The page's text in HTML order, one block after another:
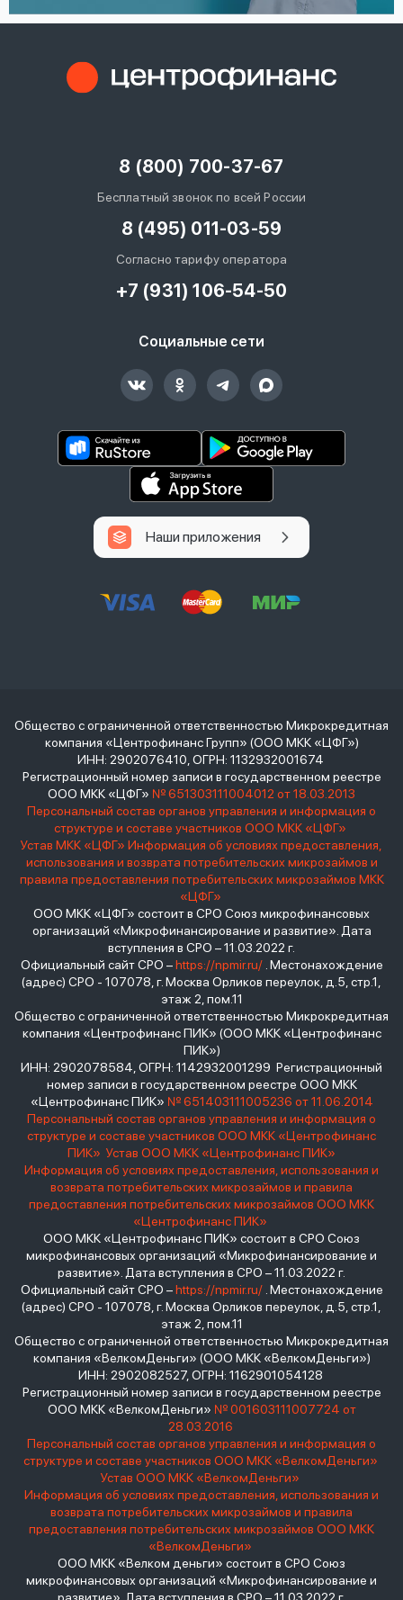
8 (800) 700-37-67
Бесплатный звонок по всей России
8 (495) 011-03-59
Согласно тарифу оператора
+7 (931) 106-54-50
Социальные сети
Наши приложения
Общество с ограниченной ответственностью Микрокредитная
компания «Центрофинанс Групп» (ООО МКК «ЦФГ»)
ИНН: 2902076410, ОГРН: 1132932001674
Регистрационный номер записи в государственном реестре
ООО МКК «ЦФГ» № 651303111004012 от 18.03.2013
Персональный состав органов управления и информация о
структуре и составе участников ООО МКК «ЦФГ»
Устав МКК «ЦФГ» Информация об условиях предоставления,
использования и возврата потребительских микрозаймов и
правила предоставления потребительских микрозаймов МКК
«ЦФГ»
ООО МКК «ЦФГ» состоит в СРО Союз микрофинансовых
организаций «Микрофинансирование и развитие». Дата
вступления в СРО – 11.03.2022 г.
Официальный сайт СРО –https://npmir.ru/. Местонахождение
(адрес) СРО - 107078, г. Москва Орликов переулок, д.5, стр.1,
этаж 2, пом.11
Общество с ограниченной ответственностью Микрокредитная
компания «Центрофинанс ПИК» (ООО МКК «Центрофинанс
ПИК»)
ИНН: 2902078584, ОГРН: 1142932001299 Регистрационный
номер записи в государственном реестре ООО МКК
«Центрофинанс ПИК» № 651403111005236 от 11.06.2014
Персональный состав органов управления и информация о
структуре и составе участников ООО МКК «Центрофинанс
ПИК» Устав ООО МКК «Центрофинанс ПИК»
Информация об условиях предоставления, использования и
возврата потребительских микрозаймов и правила
предоставления потребительских микрозаймов ООО МКК
«Центрофинанс ПИК»
ООО МКК «Центрофинанс ПИК» состоит в СРО Союз
микрофинансовых организаций «Микрофинансирование и
развитие». Дата вступления в СРО – 11.03.2022 г.
Официальный сайт СРО –https://npmir.ru/. Местонахождение
(адрес) СРО - 107078, г. Москва Орликов переулок, д.5, стр.1,
этаж 2, пом.11
Общество с ограниченной ответственностью Микрокредитная
компания «ВелкомДеньги» (ООО МКК «ВелкомДеньги»)
ИНН: 2902082527, ОГРН: 1162901054128
Регистрационный номер записи в государственном реестре
ООО МКК «ВелкомДеньги» № 001603111007724 от
28.03.2016
Персональный состав органов управления и информация о
структуре и составе участников ООО МКК «ВелкомДеньги»
Устав ООО МКК «ВелкомДеньги»
Информация об условиях предоставления, использования и
возврата потребительских микрозаймов и правила
предоставления потребительских микрозаймов ООО МКК
«ВелкомДеньги»
ООО МКК «Велком деньги» состоит в СРО Союз
микрофинансовых организаций «Микрофинансирование и